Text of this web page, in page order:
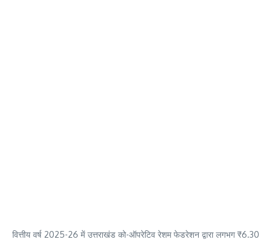
वित्तीय वर्ष 2025-26 में उत्तराखंड को-ऑपरेटिव रेशम फेडरेशन द्वारा लगभग ₹6.30